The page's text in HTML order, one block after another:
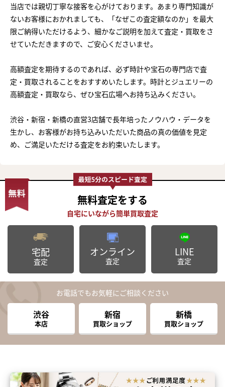
当店では親切丁寧な接客を心がけております。あまり専門知識が
ないお客様におかれましても、「なぜこの査定額なのか」を最大
限ご納得いただけるよう、細かなご説明を加えて査定・買取をさ
せていただきますので、ご安心くださいませ。
高額査定を期待するのであれば、必ず時計や宝石の専門店で査
定・買取されることをおすすめいたします。時計とジュエリーの
高額査定・買取なら、ぜひ宝石広場へお持ち込みください。
渋谷・新宿・新橋の直営3店舗で長年培ったノウハウ・データを
生かし、お客様がお持ち込みいただいた商品の真の価値を見定
め、ご満足いただける査定をお約束いたします。
無料査定をする
宅配
査定
オンライン
査定
LINE
査定
お電話でもお気軽にご相談ください
渋谷
本店
新宿
買取ショップ
新橋
買取ショップ